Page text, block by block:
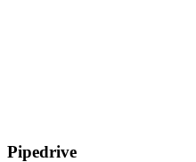
Pipedrive